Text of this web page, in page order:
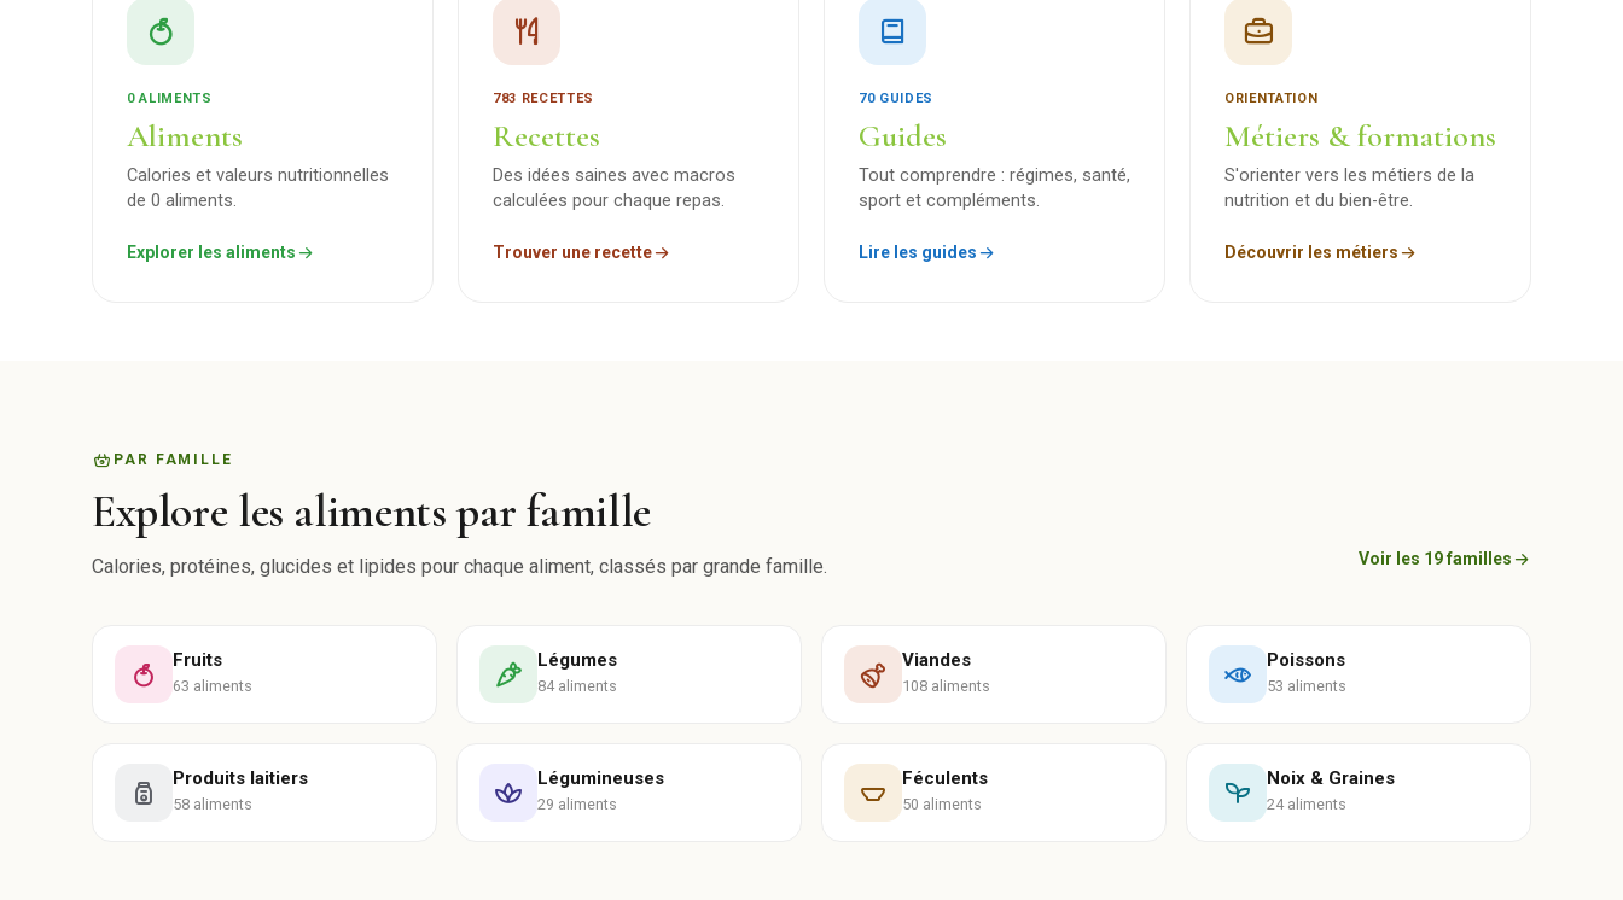
0 ALIMENTS
Aliments
Calories et valeurs nutritionnelles
de 0 aliments.
Explorer les aliments
783 RECETTES
Recettes
Des idées saines avec macros
calculées pour chaque repas.
Trouver une recette
70 GUIDES
Guides
Tout comprendre : régimes, santé,
sport et compléments.
Lire les guides
ORIENTATION
Métiers & formations
S'orienter vers les métiers de la
nutrition et du bien-être.
Découvrir les métiers
PAR FAMILLE
Explore les aliments par famille
Calories, protéines, glucides et lipides pour chaque aliment, classés par grande famille. Voir les 19 familles
Fruits
63 aliments
Légumes
84 aliments
Viandes
108 aliments
Poissons
53 aliments
Produits laitiers
58 aliments
Légumineuses
29 aliments
Féculents
50 aliments
Noix & Graines
24 aliments